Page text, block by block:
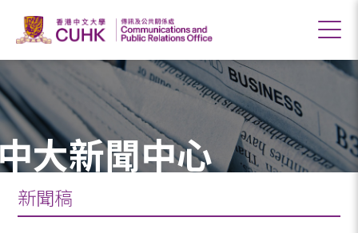
大新聞中心
新聞稿